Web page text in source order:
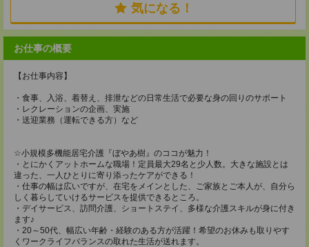
気になる！
お仕事の概要
【お仕事内容】
・食事、入浴、着替え、排泄などの日常生活で必要な身の回りのサポート
・レクレーションの企画、実施
・送迎業務（運転できる方）など
☆小規模多機能居宅介護『ぼやあ樹』のココが魅力！
・とにかくアットホームな職場！定員最大29名と少人数。大きな施設とは
違った、一人ひとりに寄り添ったケアができる！
・仕事の幅は広いですが、在宅をメインとした、ご家族とご本人が、自分ら
しく暮らしていけるサービスを提供できるところ。
・デイサービス、訪問介護、ショートステイ、多様な介護スキルが身に付き
ます♪
・20～50代、幅広い年齢・経験のある方が活躍！希望のお休みも取りやす
くワークライフバランスの取れた生活が送れます。